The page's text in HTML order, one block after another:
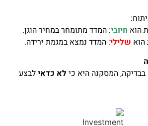
הוא חיובי: המדד מתומחר במחיר הוגן.
הוא שלילי: המדד נמצא במגמת ירידה.
המסקנה היא כילא כדאילבצע